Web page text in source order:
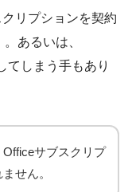
リプションを契約
あるいは、
てしまう手もあり
サブスクリプ
せん。